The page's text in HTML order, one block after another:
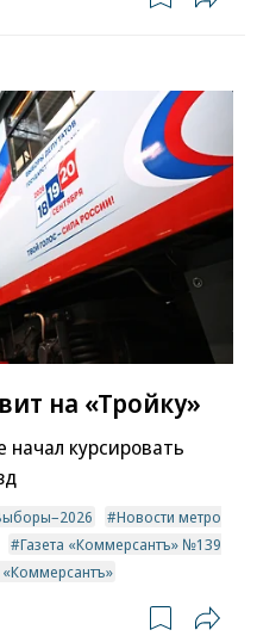
на «Тройку»
курсировать
Новости метро
Газета «Коммерсантъ» №139
«Коммерсантъ»